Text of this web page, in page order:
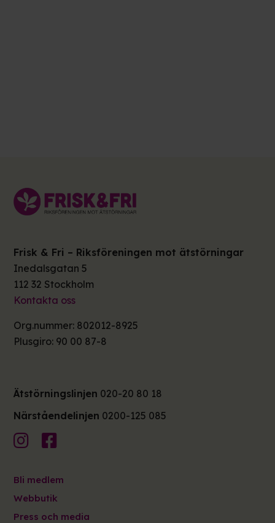
Frisk & Fri – Riksföreningen mot ätstörningar
Inedalsgatan 5
112 32 Stockholm
Kontakta oss
Org.nummer: 802012-8925
Plusgiro: 90 00 87-8
Ätstörningslinjen 020-20 80 18
Närståendelinjen 0200-125 085
Bli medlem
Webbutik
Press och media